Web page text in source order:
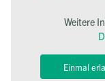
Weitere
Einmal